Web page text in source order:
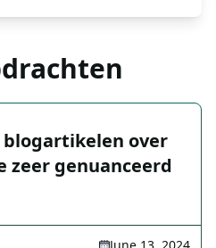
over
zeer genuanceerd